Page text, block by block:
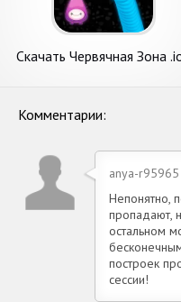
Скачать Червячная Зона
Комментарии:
anya-
Непонятно,
пропадают,
остальном
построек
сессии!